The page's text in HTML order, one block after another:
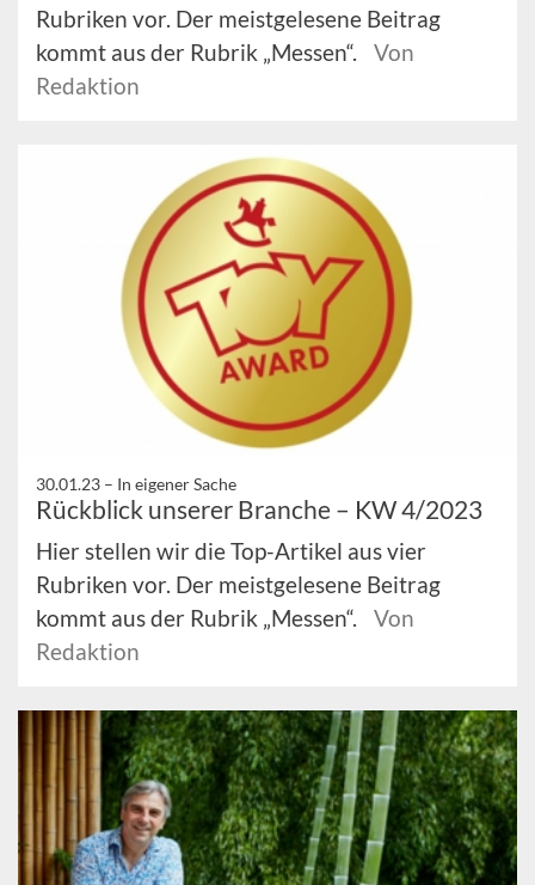
Rubriken vor. Der meistgelesene Beitrag
kommt aus der Rubrik „Messen“.
Von
Redaktion
30.01.23 – In eigener Sache
Rückblick unserer Branche – KW 4/2023
Hier stellen wir die Top-Artikel aus vier
Rubriken vor. Der meistgelesene Beitrag
kommt aus der Rubrik „Messen“.
Von
Redaktion